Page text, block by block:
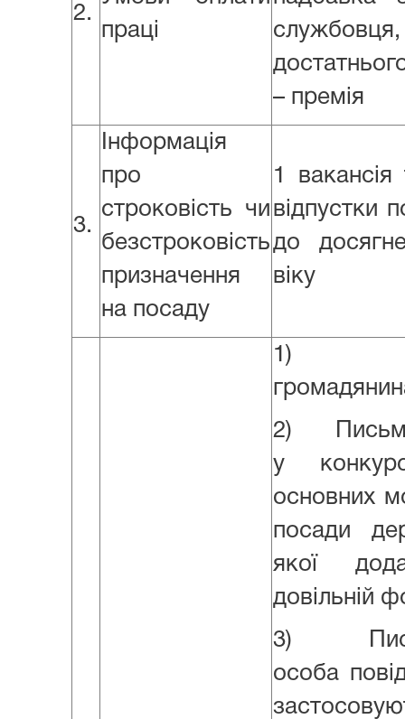
2.
праці
– премія
3.
Інформація
про
строковість чи
безстроковість
призначення
на посаду
1
відпустки
до
віку
1)
2)
у
основних
посади
якої
довільній
3)
особа